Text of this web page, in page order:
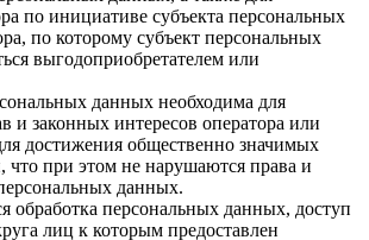
по инициативе субъекта персональных
по которому субъект персональных
выгодоприобретателем или
данных необходима для
и законных интересов оператора или
достижения общественно значимых
что при этом не нарушаются права и
данных.
обработка персональных данных, доступ
лиц к которым предоставлен